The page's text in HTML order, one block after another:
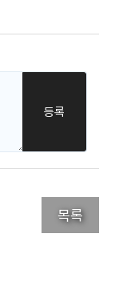
목록